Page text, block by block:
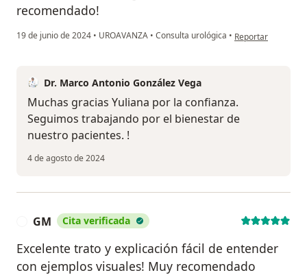
recomendado!
19 de junio de 2024 • UROAVANZA • Consulta urológica • en opinión del
Reportar
Dr. Marco Antonio González Vega
Muchas gracias Yuliana por la confianza.
Seguimos trabajando por el bienestar de
nuestro pacientes. !
4 de agosto de 2024
GM Cita verificada
Excelente trato y explicación fácil de entender
con ejemplos visuales! Muy recomendado